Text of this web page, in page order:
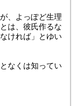
、よっぽど生理
は、彼氏作るな
ければ」とゆい
なくは知ってい